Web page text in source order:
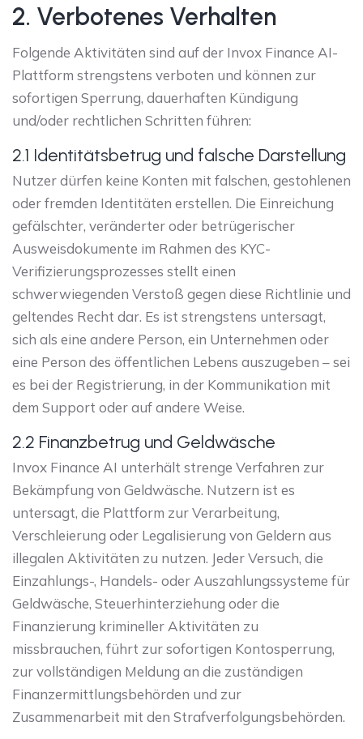
2. Verbotenes Verhalten
Folgende Aktivitäten sind auf der Invox Finance AI-
Plattform strengstens verboten und können zur
sofortigen Sperrung, dauerhaften Kündigung
und/oder rechtlichen Schritten führen:
2.1 Identitätsbetrug und falsche Darstellung
Nutzer dürfen keine Konten mit falschen, gestohlenen
oder fremden Identitäten erstellen. Die Einreichung
gefälschter, veränderter oder betrügerischer
Ausweisdokumente im Rahmen des KYC-
Verifizierungsprozesses stellt einen
schwerwiegenden Verstoß gegen diese Richtlinie und
geltendes Recht dar. Es ist strengstens untersagt,
sich als eine andere Person, ein Unternehmen oder
eine Person des öffentlichen Lebens auszugeben – sei
es bei der Registrierung, in der Kommunikation mit
dem Support oder auf andere Weise.
2.2 Finanzbetrug und Geldwäsche
Invox Finance AI unterhält strenge Verfahren zur
Bekämpfung von Geldwäsche. Nutzern ist es
untersagt, die Plattform zur Verarbeitung,
Verschleierung oder Legalisierung von Geldern aus
illegalen Aktivitäten zu nutzen. Jeder Versuch, die
Einzahlungs-, Handels- oder Auszahlungssysteme für
Geldwäsche, Steuerhinterziehung oder die
Finanzierung krimineller Aktivitäten zu
missbrauchen, führt zur sofortigen Kontosperrung,
zur vollständigen Meldung an die zuständigen
Finanzermittlungsbehörden und zur
Zusammenarbeit mit den Strafverfolgungsbehörden.